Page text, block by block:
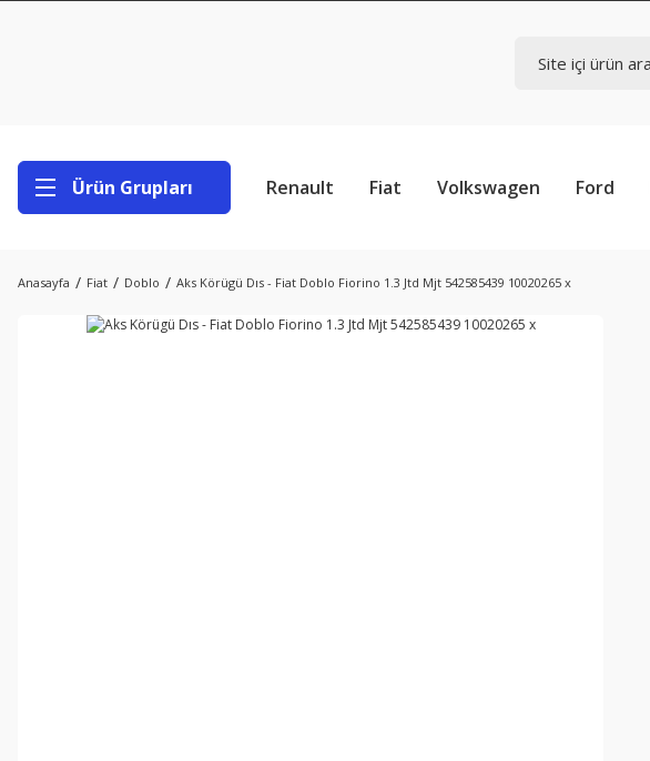
Ürün Grupları Renault Fiat Volkswagen Ford
Anasayfa Fiat Doblo Aks Körügü Dıs - Fiat Doblo Fiorino 1.3 Jtd Mjt 542585439 10020265 x